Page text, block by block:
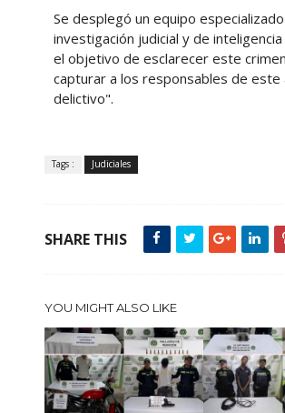
Se desplegó un equipo
investigación judicial y de inteligencia
el objetivo de esclarecer este
capturar a los responsables de este
delictivo".
Tags : Judiciales
SHARE THIS
YOU MIGHT ALSO LIKE